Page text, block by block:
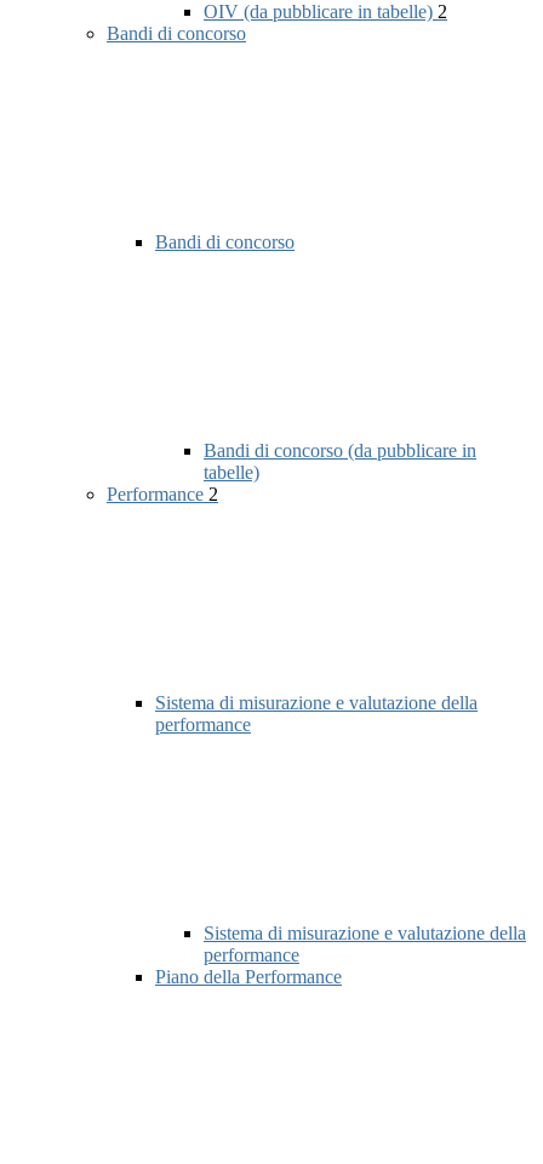
OIV (da pubblicare in tabelle) 2
Bandi di concorso
Bandi di concorso
Bandi di concorso (da pubblicare in
tabelle)
Performance 2
Sistema di misurazione e valutazione della
performance
Sistema di misurazione e valutazione della
performance
Piano della Performance